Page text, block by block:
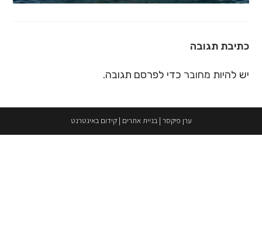
כתיבת תגובה
יש להיות מחובר כדי לפרסם תגובה.
ערן פיקסר |בניית אתרים |קידום באינטרנט